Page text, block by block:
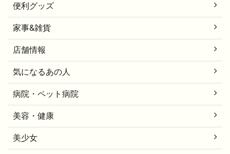
便利グッズ
家事&雑貨
店舗情報
気になるあの人
病院・ペット病院
美容・健康
美少女